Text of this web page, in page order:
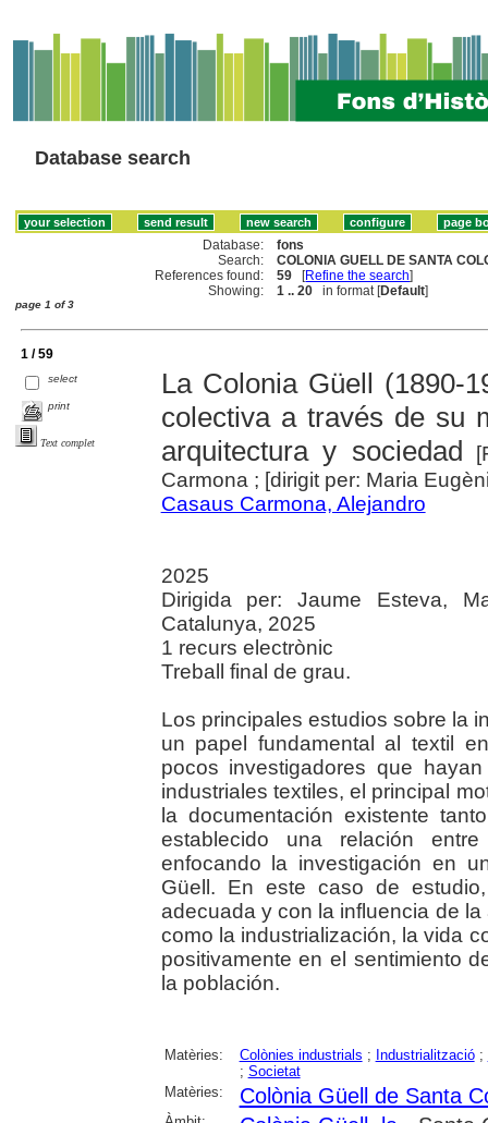
Database search
Database:
fons
Search:
COLONIA GUELL DE SANTA
References found:
59 [Refine the search]
Showing:
1 .. 20 in format [Default]
page 1 of 3
1 / 59
select
print
Text complet
La Colonia Güell (1890-
colectiva a través de su
arquitectura y sociedad
Carmona ; [dirigit per: Maria
Casaus Carmona, Alejandro
2025
Dirigida per: Jaume Esteva,
Catalunya, 2025
1 recurs electrònic
Treball final de grau.
Los principales estudios sobre la
un papel fundamental al textil
pocos investigadores que
industriales textiles, el principal
la documentación existente
establecido una relación
enfocando la investigación en
Güell. En este caso de
adecuada y con la influencia de
como la industrialización, la vida
positivamente en el sentimiento
la población.
Matèries: Colònies industrials ; Industrialització;
; Societat
Matèries:
Colònia Güell de Santa